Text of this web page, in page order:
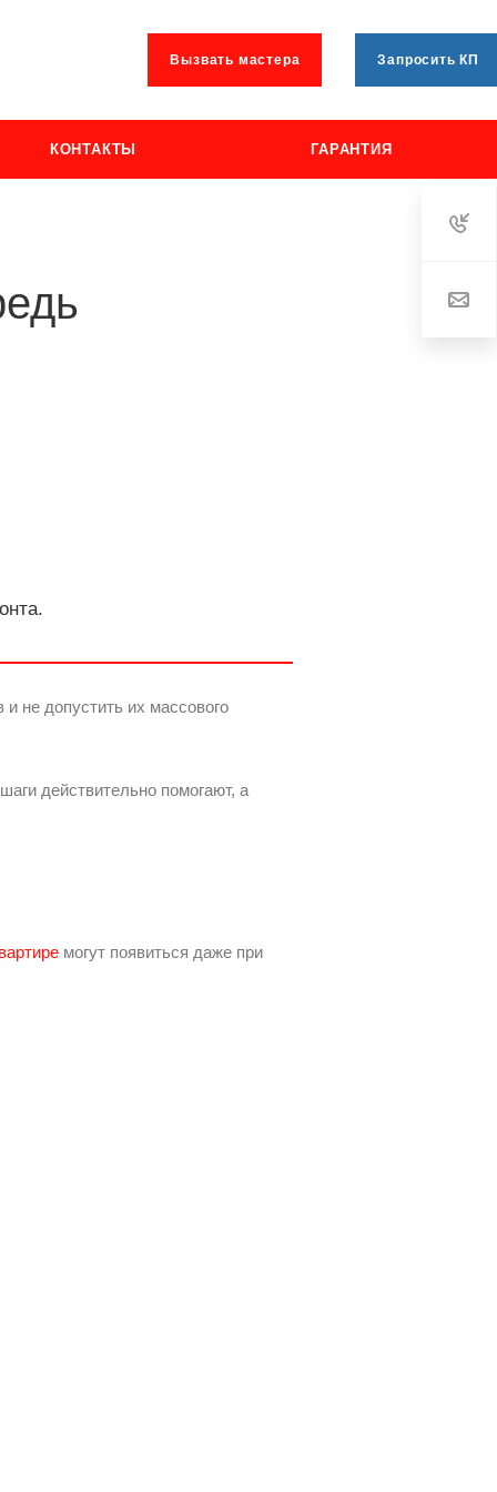
Вызвать мастера Запросить КП
КОНТАКТЫ ГАРАНТИЯ
не допустить их массового
действительно помогают, а
могут появиться даже при